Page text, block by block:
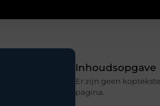
Inhoudsopgave
Er zijn geen
pagina.